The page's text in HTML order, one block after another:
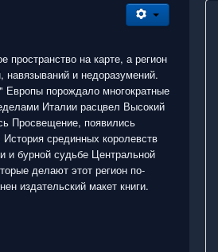
пространство на карте, а регион
и недоразумений.
порождало многократные
Италии расцвел Высокий
Просвещение, появились
срединных королевств
и бурной судьбе Центральной
делают этот регион по-
издательский макет книги.